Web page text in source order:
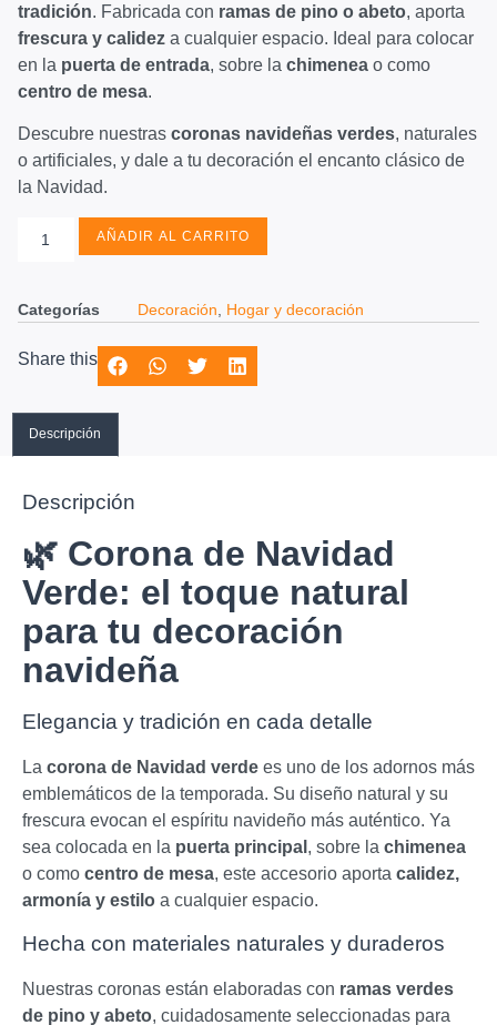
tradición. Fabricada con ramas de pino o abeto, aporta
frescura y calidez a cualquier espacio. Ideal para colocar
en la puerta de entrada, sobre la chimenea o como
centro de mesa.
Descubre nuestras coronas navideñas verdes, naturales
o artificiales, y dale a tu decoración el encanto clásico de
la Navidad.
AÑADIR AL CARRITO
Categorías Decoración Hogar y decoración
Share this
Descripción
Descripción
🌿 Corona de Navidad
Verde: el toque natural
para tu decoración
navideña
Elegancia y tradición en cada detalle
La corona de Navidad verde es uno de los adornos más
emblemáticos de la temporada. Su diseño natural y su
frescura evocan el espíritu navideño más auténtico. Ya
sea colocada en la puerta principal , sobre la chimenea
o como centro de mesa, este accesorio aporta calidez,
armonía y estilo a cualquier espacio.
Hecha con materiales naturales y duraderos
Nuestras coronas están elaboradas con ramas verdes
de pino y abeto, cuidadosamente seleccionadas para